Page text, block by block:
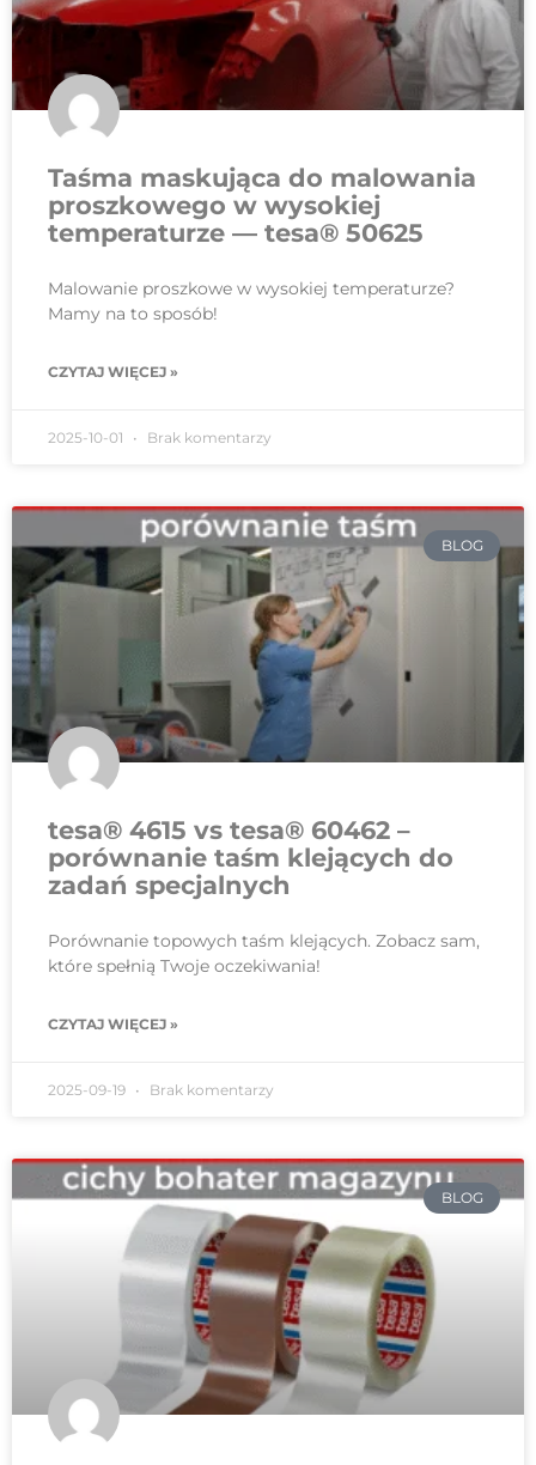
Taśma maskująca do malowania
proszkowego w wysokiej
temperaturze — tesa® 50625
Malowanie proszkowe w wysokiej temperaturze?
Mamy na to sposób!
CZYTAJ WIĘCEJ »
2025-10-01 Brak komentarzy
BLOG
tesa® 4615 vs tesa® 60462 –
porównanie taśm klejących do
zadań specjalnych
Porównanie topowych taśm klejących. Zobacz sam,
które spełnią Twoje oczekiwania!
CZYTAJ WIĘCEJ »
2025-09-19 Brak komentarzy
BLOG